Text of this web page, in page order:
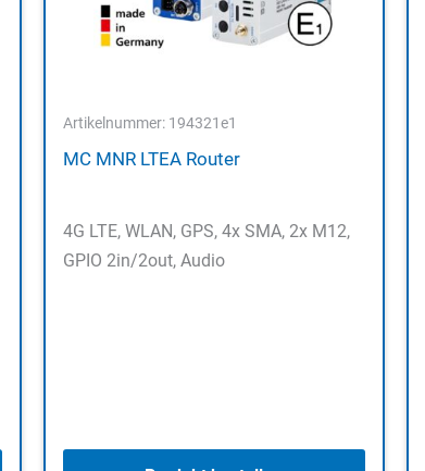
Artikelnummer: 194321e1
MC MNR LTEA Router
4G LTE, WLAN, GPS, 4x SMA, 2x M12,
GPIO 2in/2out, Audio